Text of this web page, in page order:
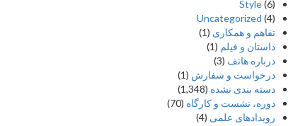
Style(6)
Uncategorized (4)
تفاهم و همکاری (1)
داستان و فیلم (1)
درباره هاتف (3)
درخواست و سفارش (1)
دسته بندی نشده (1,348)
دوره، نشست و کارگاه (70)
رویدادهای علمی (4)